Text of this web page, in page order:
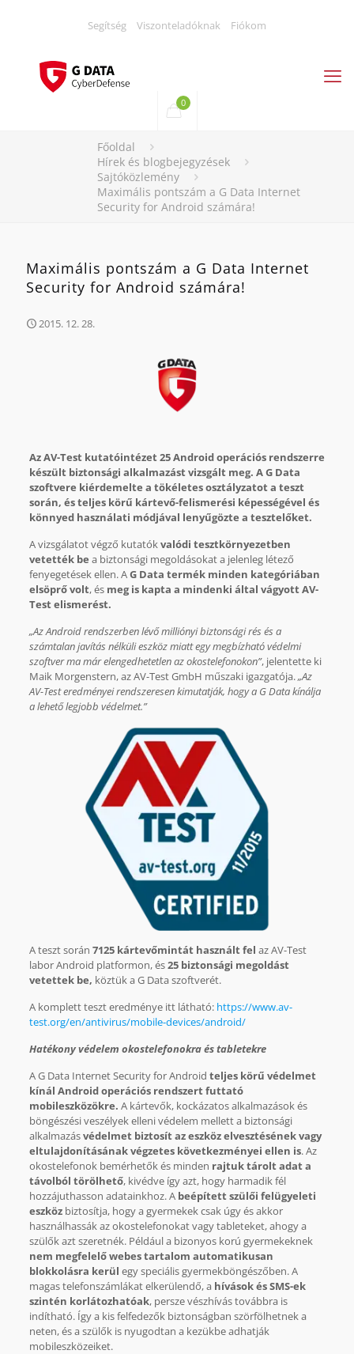
Segítség Viszonteladóknak Fiókom
0
Főoldal
Hírek és blogbejegyzések
Sajtóközlemény
Maximális pontszám a G Data Internet
Security for Android számára!
Maximális pontszám a G Data Internet
Security for Android számára!
2015. 12. 28.
Az AV-Test kutatóintézet 25 Android operációs rendszerre
készült biztonsági alkalmazást vizsgált meg. A G Data
szoftvere kiérdemelte a tökéletes osztályzatot a teszt
során, és teljes körű kártevő-felismerési képességével és
könnyed használati módjával lenyűgözte a tesztelőket.
A vizsgálatot végző kutatókvalódi tesztkörnyezetben
vetették be a biztonsági megoldásokat a jelenleg létező
fenyegetések ellen. AG Data termék minden kategóriában
elsöprő volt, és meg is kapta a mindenki által vágyott AV-
Test elismerést.
„Az Android rendszerben lévő milliónyi biztonsági rés és a
számtalan javítás nélküli eszköz miatt egy megbízható védelmi
szoftver ma már elengedhetetlen az okostelefonokon”, jelentette ki
Maik Morgenstern, az AV-Test GmbH műszaki igazgatója.„Az
AV-Test eredményei rendszeresen kimutatják, hogy a G Data kínálja
a lehető legjobb védelmet.”
A teszt során 7125 kártevőmintát használt fel az AV-Test
labor Android platformon, és25 biztonsági megoldást
vetettek be, köztük a G Data szoftverét.
A komplett teszt eredménye itt látható: https://www.av-
test.org/en/antivirus/mobile-devices/android/
Hatékony védelem okostelefonokra és tabletekre
A G Data Internet Security for Android teljes körű védelmet
kínál Android operációs rendszert futtató
mobileszközökre. A kártevők, kockázatos alkalmazások és
böngészési veszélyek elleni védelem mellett a biztonsági
alkalmazásvédelmet biztosít az eszköz elvesztésének vagy
eltulajdonításának végzetes következményei ellen is. Az
okostelefonok bemérhetők és minden rajtuk tárolt adat a
távolból törölhető, kivédve így azt, hogy harmadik fél
hozzájuthasson adatainkhoz. A beépített szülői felügyeleti
eszközbiztosítja, hogy a gyermekek csak úgy és akkor
használhassák az okostelefonokat vagy tableteket, ahogy a
szülők azt szeretnék. Például a bizonyos korú gyermekeknek
nem megfelelő webes tartalom automatikusan
blokkolásra kerül egy speciális gyermekböngészőben. A
magas telefonszámlákat elkerülendő, a hívások és SMS-ek
szintén korlátozhatóak, persze vészhívás továbbra is
indítható. Így a kis felfedezők biztonságban szörfölhetnek a
neten, és a szülők is nyugodtan a kezükbe adhatják
mobileszközeiket.